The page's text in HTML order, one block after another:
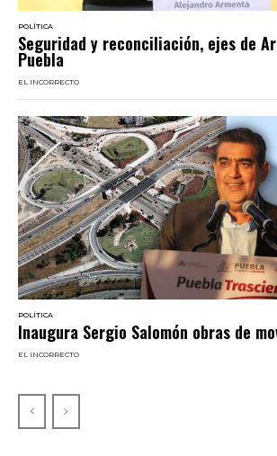
POLÍTICA
Seguridad y reconciliación, ejes de
Puebla
EL INCORRECTO
POLÍTICA
Inaugura Sergio Salomón obras de
EL INCORRECTO